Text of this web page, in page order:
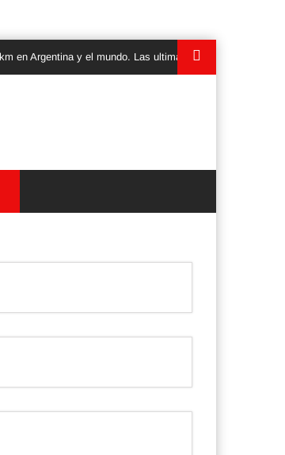
Argentina y el mundo. Las ultimas novedades,